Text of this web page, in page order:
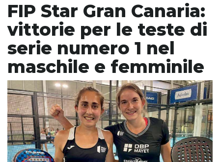
FIP Star Gran Canaria:
vittorie per le teste di
serie numero 1 nel
maschile e femminile